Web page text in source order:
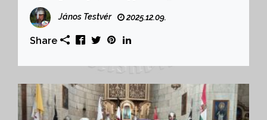
János Testvér 2025.12.09.
Share